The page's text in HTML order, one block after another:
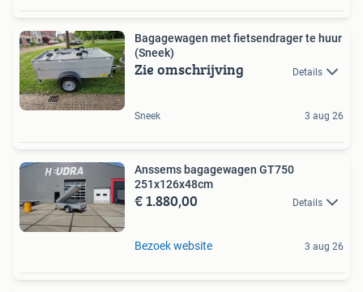
Bagagewagen met fietsendrager te huur
(Sneek)
Zie omschrijving Details
Sneek 3 aug 26
Anssems bagagewagen GT750
251x126x48cm
€ 1.880,00 Details
Bezoek website 3 aug 26